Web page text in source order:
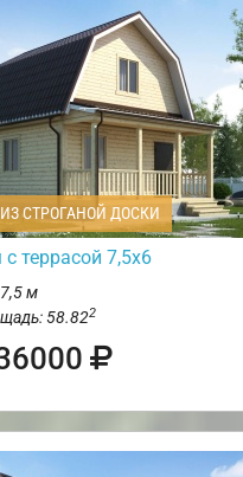
СТРОГАНОЙ ДОСКИ
террасой 7,5х6
м
58.822